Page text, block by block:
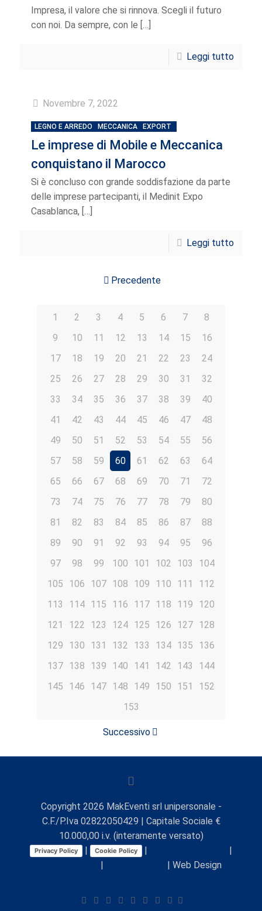
Impresa, il valore che si rinnova. Scegli il futuro
con noi. Da sempre, con le […]
Leggi tutto
Novembre 7, 2022
LEGNO E ARREDO MECCANICA EXPORT
Le imprese di Mobile e Meccanica
conquistano il Marocco
Si è concluso con grande soddisfazione da parte
delle imprese partecipanti, il Medinit Expo
Casablanca, […]
Leggi tutto
Precedente
1 2 3 4 5 6 7
8
9
10 11 12 13 14 15
16
17
18 19 20 21 22 23
24
25
26 27 28 29 30 31
32
33
34 35 36 37 38 39
40
41
42 43 44 45 46 47
48
49
50 51 52 53 54 55
56
57
58 59 60 61 62 63
64
65
66 67 68 69 70 71
72
73
74 75 76 77 78 79
80
81
82 83 84 85 86 87
88
89
90 91 92 93 94 95
96
97
98 99 100 101 102 103
104
105
106 107 108 109 110 111
112
113
114 115 116 117 118 119
120
121
122 123 124 125 126 127 128
129
130 131 132 133 134 135
136
137 138 139 140 141 142 143
144
145
146 147 148 149 150 151
152
153
Successivo
Copyright 2026 MakEventi srl unipersonale -
C.F./P.Iva 02822050429 | Capitale Sociale €
10.000,00 i.v. (interamente versato)
Privacy Policy | Cookie Policy |
|
|
| Web Design